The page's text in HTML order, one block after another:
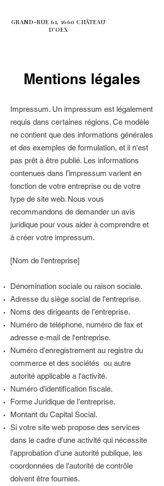
GRAND-RUE 61, 1660 CHÂTEAU
D'OEX
Mentions légales
Impressum. Un impressum est légalement
requis dans certaines régions. Ce modèle
ne contient que des informations générales
et des exemples de formulation, et il n'est
pas prêt à être publié. Les informations
contenues dans l’impressum varient en
fonction de votre entreprise ou de votre
type de site web. Nous vous
recommandons de demander un avis
juridique pour vous aider à comprendre et
à créer votre impressum.
[Nom de l'entreprise]
Dénomination sociale ou raison sociale.
Adresse du siège social de l’entreprise.
Noms des dirigeants de l’entreprise.
Numéro de téléphone, numéro de fax et
adresse e-mail de l'entreprise.
Numéro d’enregistrement au registre du
commerce et des sociétés ou autre
autorité applicable a l’activité.
Numéro d’identification fiscale.
Forme Juridique de l’entreprise.
Montant du Capital Social.
Si votre site web propose des services
dans le cadre d'une activité qui nécessite
l'approbation d'une autorité publique, les
coordonnées de l'autorité de contrôle
doivent être fournies. ​​​